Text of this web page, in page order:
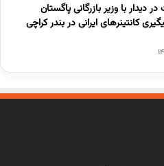
دیدار با وزیر بازرگانی پاگستان
کانتینرهای ایرانی در بندر کراچی